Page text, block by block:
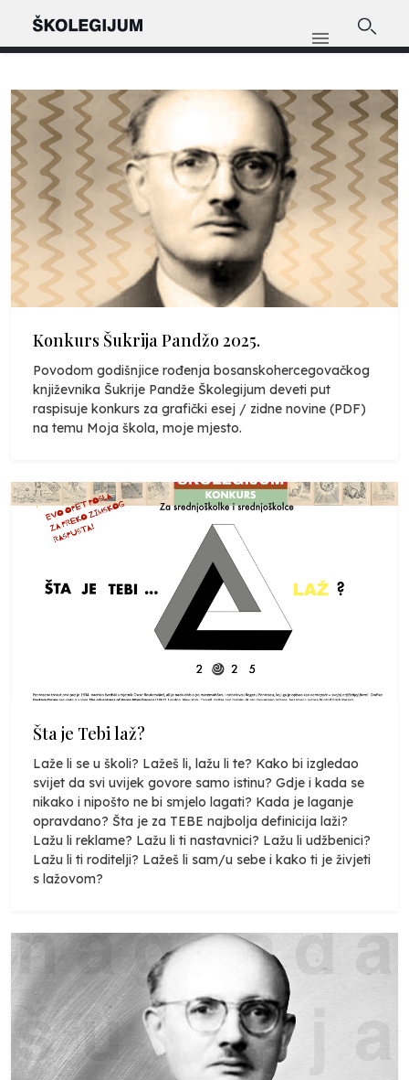
Konkurs Šukrija Pandžo 2025.
Povodom godišnjice rođenja bosanskohercegovačkog
književnika Šukrije Pandže Školegijum deveti put
raspisuje konkurs za grafički esej / zidne novine (PDF)
na temu Moja škola, moje mjesto.
Šta je Tebi laž?
Laže li se u školi? Lažeš li, lažu li te? Kako bi izgledao
svijet da svi uvijek govore samo istinu? Gdje i kada se
nikako i nipošto ne bi smjelo lagati? Kada je laganje
opravdano? Šta je za TEBE najbolja definicija laži?
Lažu li reklame? Lažu li ti nastavnici? Lažu li udžbenici?
Lažu li ti roditelji? Lažeš li sam/u sebe i kako ti je živjeti
s lažovom?